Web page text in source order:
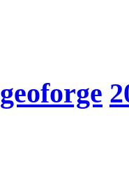
geoforge